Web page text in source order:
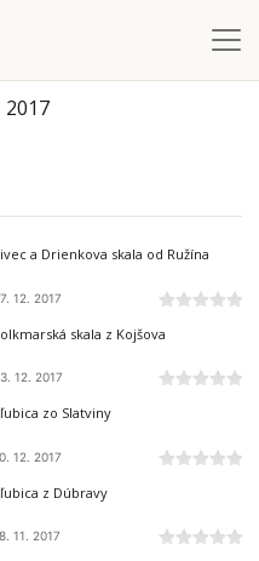
2017
ČIERNA HORA
a Drienkova skala od Ružína
12. 2017
VOLOVSKÉ VRCHY
skala z Kojšova
12. 2017
BRANISKO A BACHUREŇ
zo Slatviny
12. 2017
BRANISKO A BACHUREŇ
z Dúbravy
11. 2017
ZÁPADNÉ TATRY